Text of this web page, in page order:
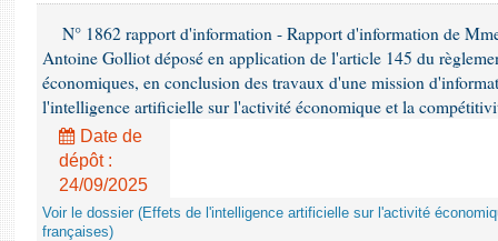
N° 1862 rapport d'information - Rapport d'information de
Antoine Golliot déposé en application de l'article 145 du
économiques, en conclusion des travaux d'une mission
l'intelligence artificielle sur l'activité économique et la
Date de
dépôt :
24/09/2025
Voir le dossier (Effets de l'intelligence artificielle sur l'activité
françaises)